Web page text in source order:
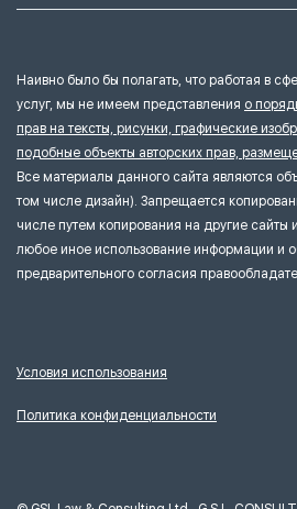
Наивно было бы полагать, что работая в
услуг, мы не имеем представления о
прав на тексты, рисунки, графические
подобные объекты авторских прав,
Все материалы данного сайта являются
том числе дизайн). Запрещается
числе путем копирования на другие сайты
любое иное использование информации и
предварительного согласия
Условия использования
Политика конфиденциальности